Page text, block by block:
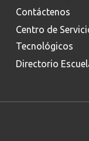
Contáctenos
Centro de
Tecnológicos
Directorio